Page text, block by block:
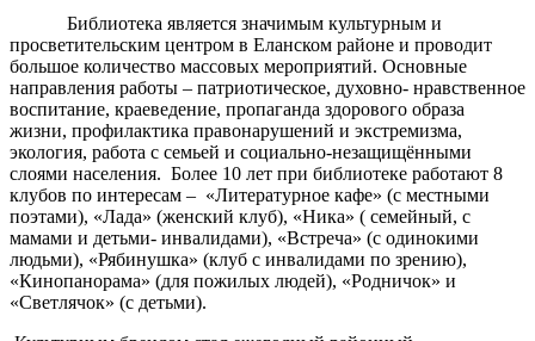
Библиотека является значимым культурным и
просветительским центром в Еланском районе и проводит
большое количество массовых мероприятий. Основные
направления работы – патриотическое, духовно- нравственное
воспитание, краеведение, пропаганда здорового образа
жизни, профилактика правонарушений и экстремизма,
экология, работа с семьей и социально-незащищёнными
слоями населения. Более 10 лет при библиотеке работают 8
клубов по интересам – «Литературное кафе» (с местными
поэтами), «Лада» (женский клуб), «Ника» ( семейный, с
мамами и детьми- инвалидами), «Встреча» (с одинокими
людьми), «Рябинушка» (клуб с инвалидами по зрению),
«Кинопанорама» (для пожилых людей), «Родничок» и
«Светлячок» (с детьми).